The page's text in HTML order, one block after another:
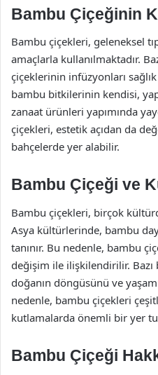
Bambu Çiçeğinin
Bambu çiçekleri, geleneksel
amaçlarla kullanılmaktadır.
çiçeklerinin infüzyonları
bambu bitkilerinin kendisi,
zanaat ürünleri yapımında
çiçekleri, estetik açıdan da
bahçelerde yer alabilir.
Bambu Çiçeği ve
Bambu çiçekleri, birçok
Asya kültürlerinde, bambu
tanınır. Bu nedenle, bambu
değişim ile ilişkilendirilir.
doğanın döngüsünü ve
nedenle, bambu çiçekleri
kutlamalarda önemli bir yer
Bambu Çiçeği